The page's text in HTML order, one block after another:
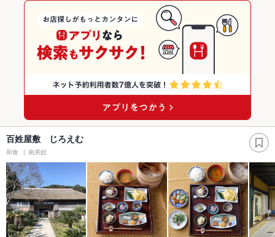
百姓屋敷 じろえむ
和食 南房総